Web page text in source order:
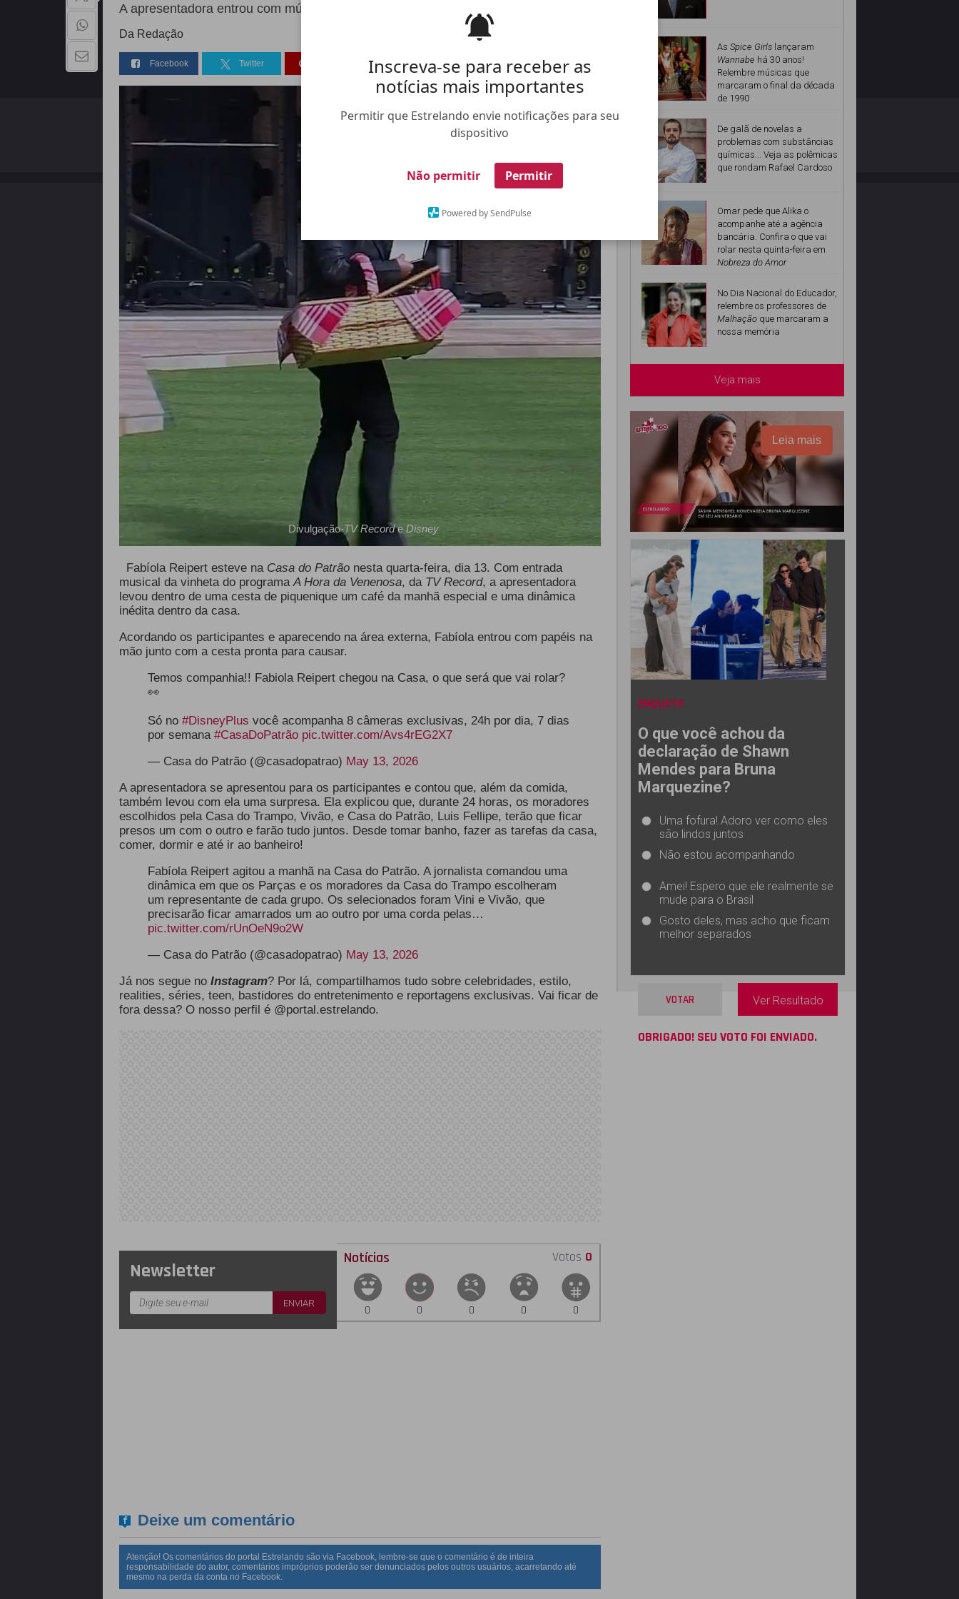
Inscreva-se para receber as
notícias mais importantes
Permitir que Estrelando envie notificações para seu
dispositivo
Não permitir Permitir
Powered by SendPulse
A apresentadora entrou com música tema do programa
Da Redação
Facebook Twitter Whatsapp
Divulgação-TV Recorde Disney
Fabíola Reipert esteve na Casa do Patrãonesta quarta-feira, dia 13. Com entrada
musical da vinheta do programaA Hora da Venenosa, da TV Record, a apresentadora
levou dentro de uma cesta de piquenique um café da manhã especial e uma dinâmica
inédita dentro da casa.
Acordando os participantes e aparecendo na área externa, Fabíola entrou com papéis na
mão junto com a cesta pronta para causar.
Temos companhia!! Fabiola Reipert chegou na Casa, o que será que vai rolar?
👀
Só no #DisneyPlus você acompanha 8 câmeras exclusivas, 24h por dia, 7 dias
por semana #CasaDoPatrão pic.twitter.com/Avs4rEG2X7
— Casa do Patrão (@casadopatrao) May 13, 2026
A apresentadora se apresentou para os participantes e contou que, além da comida,
também levou com ela uma surpresa. Ela explicou que, durante 24 horas, os moradores
escolhidos pela Casa do Trampo, Vivão, e Casa do Patrão, Luis Fellipe, terão que ficar
presos um com o outro e farão tudo juntos. Desde tomar banho, fazer as tarefas da casa,
comer, dormir e até ir ao banheiro!
Fabíola Reipert agitou a manhã na Casa do Patrão. A jornalista comandou uma
dinâmica em que os Parças e os moradores da Casa do Trampo escolheram
um representante de cada grupo. Os selecionados foram Vini e Vivão, que
precisarão ficar amarrados um ao outro por uma corda pelas…
pic.twitter.com/rUnOeN9o2W
— Casa do Patrão (@casadopatrao) May 13, 2026
Já nos segue no Instagram? Por lá, compartilhamos tudo sobre celebridades, estilo,
realities, séries, teen, bastidores do entretenimento e reportagens exclusivas. Vai ficar de
fora dessa? O nosso perfil é @portal.estrelando.
Newsletter
Notícias Votos 0
0 0 0 0 0
Deixe um comentário
Atenção! Os comentários do portal Estrelando são via Facebook, lembre-se que o comentário é de inteira
responsabilidade do autor, comentários impróprios poderão ser denunciados pelos outros usuários, acarretando até
mesmo na perda da conta no Facebook.
As Spice Girls lançaram
Wannabe há 30 anos!
Relembre músicas que
marcaram o final da década
de 1990
De galã de novelas a
problemas com substâncias
químicas... Veja as polêmicas
que rondam Rafael Cardoso
Omar pede que Alika o
acompanhe até a agência
bancária. Confira o que vai
rolar nesta quinta-feira em
Nobreza do Amor
No Dia Nacional do Educador,
relembre os professores de
Malhação que marcaram a
nossa memória
Veja mais
Leia mais
ENQUETE
O que você achou da
declaração de Shawn
Mendes para Bruna
Marquezine?
Uma fofura! Adoro ver como eles
são lindos juntos
Não estou acompanhando
Amei! Espero que ele realmente se
mude para o Brasil
Gosto deles, mas acho que ficam
melhor separados
VOTAR Ver Resultado
OBRIGADO! SEU VOTO FOI ENVIADO.
FALE CONOSCO ANUNCIE NO ESTRELANDO TRABALHE NO ESTRELANDO
Copyright - 2026 | Todos os direitos reservados Desenvolvido por